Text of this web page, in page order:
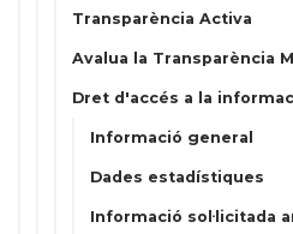
Transparència Activa
Avalua la Transparència
Dret d'accés a la
Informació general
Dades estadístiques
Informació sol·licitada